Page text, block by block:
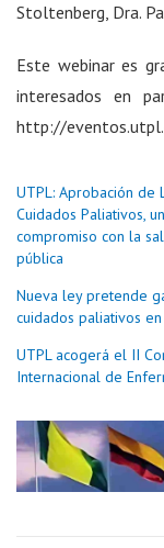
Stoltenberg, Dra.
Este webinar es
interesados en
http://
UTPL: Aprobación de
Cuidados Paliativos, un
compromiso con la
pública
Nueva ley pretende
cuidados paliativos
UTPL acogerá el II
Internacional de